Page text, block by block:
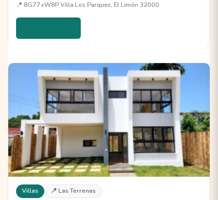
📍 8G77+W8P Villa Los Parques, El Limón 32000
Villas 📍 Las Terrenas